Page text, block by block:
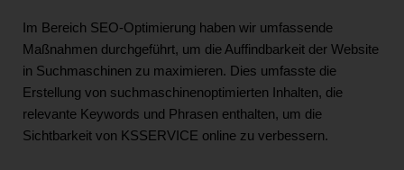
Im Bereich SEO-Optimierung haben wir umfassende
Maßnahmen durchgeführt, um die Auffindbarkeit der Website
in Suchmaschinen zu maximieren. Dies umfasste die
Erstellung von suchmaschinenoptimierten Inhalten, die
relevante Keywords und Phrasen enthalten, um die
Sichtbarkeit von KSSERVICE online zu verbessern.